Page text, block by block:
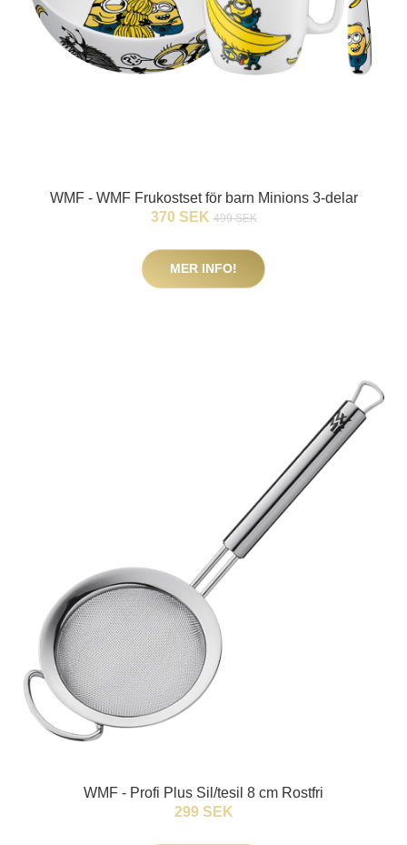
WMF - WMF Frukostset för barn Minions 3-delar
370 SEK 499 SEK
MER INFO!
WMF - Profi Plus Sil/tesil 8 cm Rostfri
299 SEK